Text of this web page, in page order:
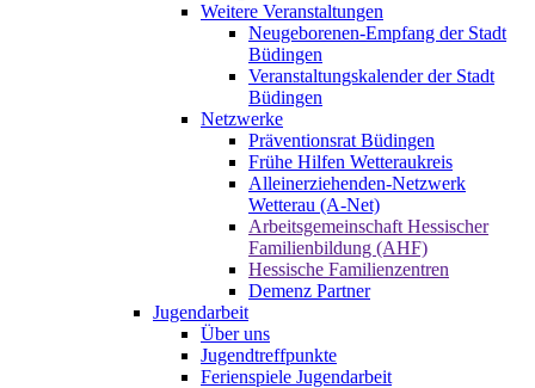
Weitere Veranstaltungen
Neugeborenen-Empfang der Stadt
Büdingen
Veranstaltungskalender der Stadt
Büdingen
Netzwerke
Präventionsrat Büdingen
Frühe Hilfen Wetteraukreis
Alleinerziehenden-Netzwerk
Wetterau (A-Net)
Arbeitsgemeinschaft Hessischer
Familienbildung (AHF)
Hessische Familienzentren
Demenz Partner
Jugendarbeit
Über uns
Jugendtreffpunkte
Ferienspiele Jugendarbeit